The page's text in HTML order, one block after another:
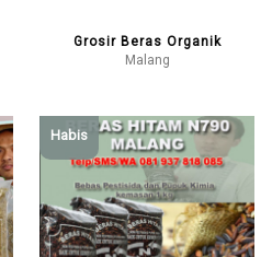
Grosir Beras Organik
Malang
Habis